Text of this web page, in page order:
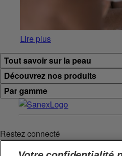
Lire plus
Tout savoir sur la peau
Découvrez nos produits
Par gamme
Restez connecté